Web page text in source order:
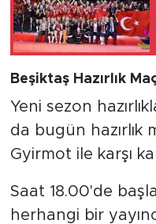
Beşiktaş Hazırlık
Yeni sezon
da bugün hazırlık
Gyirmot ile karşı
Saat 18.00'de
herhangi bir